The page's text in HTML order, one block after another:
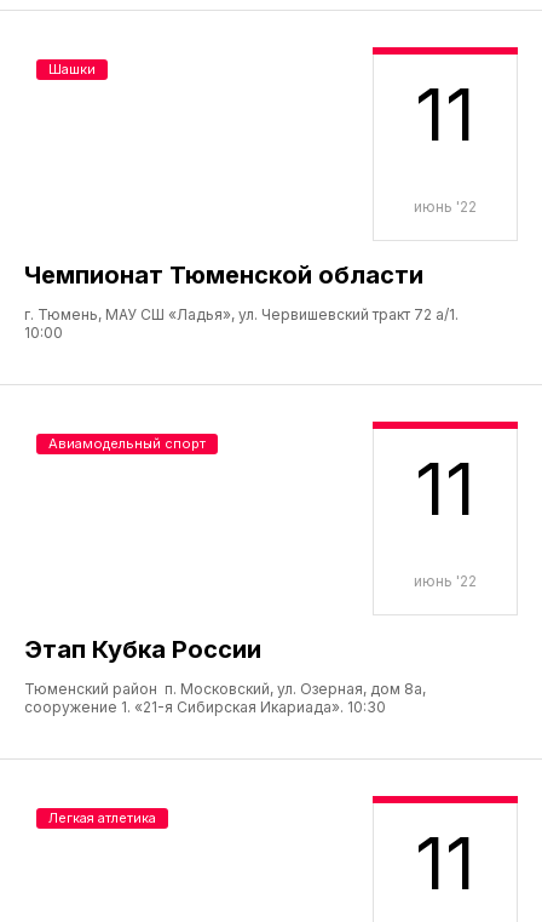
11
июнь '22
Чемпионат Тюменской области
г. Тюмень, МАУ СШ «Ладья», ул. Червишевский тракт 72 а/1.
10:00
Шашки
11
июнь '22
Этап Кубка России
Тюменский район п. Московский, ул. Озерная, дом 8а,
сооружение 1. «21-я Сибирская Икариада». 10:30
Авиамодельный спорт
11
Легкая атлетика